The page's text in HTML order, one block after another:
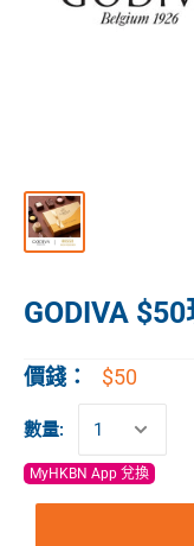
GODIVA
價錢： $50
數量:
MyHKBN App 兌換